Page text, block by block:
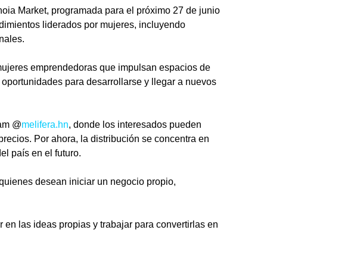
Market, programada para el próximo 27 de junio
liderados por mujeres, incluyendo
emprendedoras que impulsan espacios de
para desarrollarse y llegar a nuevos
@melifera.hn, donde los interesados pueden
Por ahora, la distribución se concentra en
país en el futuro.
desean iniciar un negocio propio,
las ideas propias y trabajar para convertirlas en